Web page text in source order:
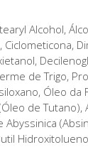
Alcohol,
Ciclometicona,
de Trigo,
Óleo da
de Tutano),
Hidroxitolueno